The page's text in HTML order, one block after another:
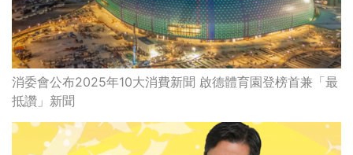
消委會公布2025年10大消費新聞 啟德體育園登榜首兼「最
抵讚」新聞